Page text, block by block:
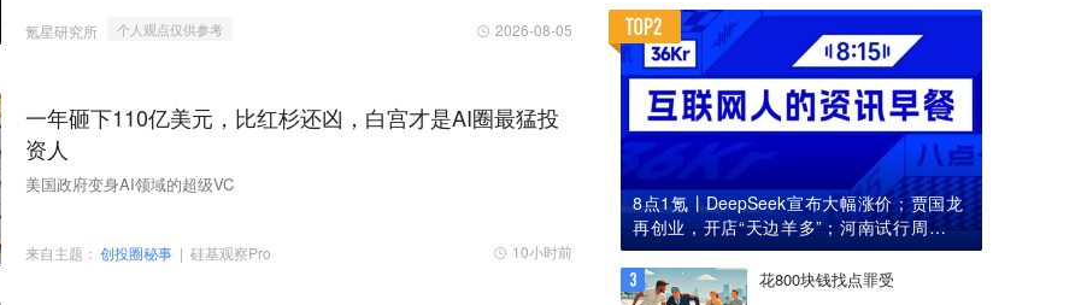
氪星研究所 个人观点仅供参考 2026-08-05
一年砸下110亿美元，比红杉还凶，白宫才是AI圈最猛投
资人
美国政府变身AI领域的超级VC
来自主题： 创投圈秘事 | 硅基观察Pro 10小时前
8点1氪丨DeepSeek宣布大幅涨价；贾国龙
再创业，开店“天边羊多”；河南试行周五下
午弹性离岗
花800块钱找点罪受